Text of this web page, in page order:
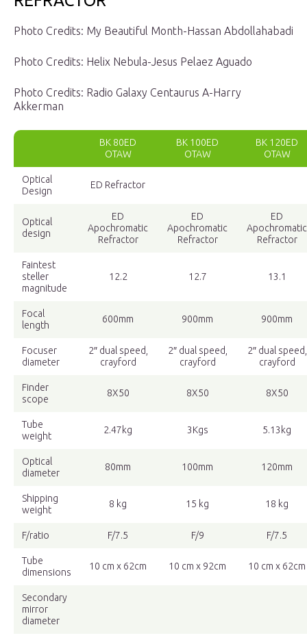
Photo Credits: My Beautiful Month-Hassan Abdollahabadi
Photo Credits: Helix Nebula-Jesus Pelaez Aguado
Photo Credits: Radio Galaxy Centaurus A-Harry
Akkerman
BK 80ED
OTAW
BK 100ED
OTAW
BK 120ED
OTAW
Optical
Design
ED Refractor
Optical
design
ED
Apochromatic
Refractor
ED
Apochromatic
Refractor
ED
Apochromatic
Refractor
Faintest
steller
magnitude
12.2 12.7 13.1
Focal
length
600mm 900mm 900mm
Focuser
diameter
2″ dual speed,
crayford
2″ dual speed,
crayford
2″ dual speed,
crayford
Finder
scope
8X50 8X50 8X50
Tube
weight
2.47kg 3Kgs 5.13kg
Optical
diameter
80mm 100mm 120mm
Shipping
weight
8 kg 15 kg 18 kg
F/ratio F/7.5 F/9 F/7.5
Tube
dimensions
10 cm x 62cm 10 cm x 92cm 10 cm x 62cm
Secondary
mirror
diameter